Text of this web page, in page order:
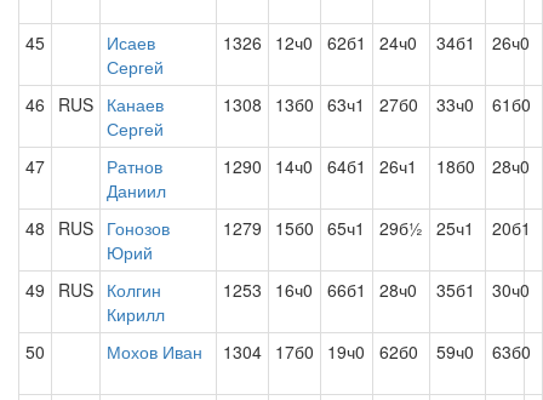
45
Исаев
Сергей
1326 12ч0 62б1 24ч0 34б1 26ч0
46 RUS Канаев
Сергей
1308 13б0 63ч1 27б0 33ч0 61б0
47
Ратнов
Даниил
1290 14ч0 64б1 26ч1 18б0 28ч0
48 RUS Гонозов
Юрий
1279 15б0 65ч1 29б½ 25ч1 20б1
49 RUS Колгин
Кирилл
1253 16ч0 66б1 28ч0 35б1 30ч0
50 Мохов Иван 1304 17б0 19ч0 62б0 59ч0 63б0